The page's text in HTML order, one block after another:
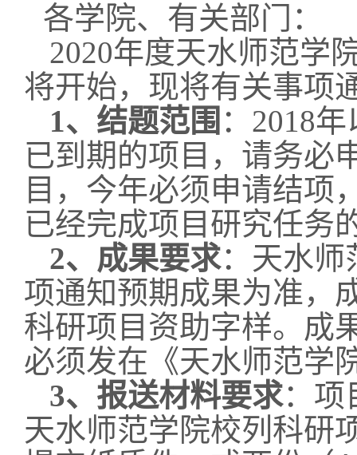
各学院、有关部门：
2020年度天水师范学
将开始，现将有关事项
1、结题范围 ： 2018年
已到期的项目，请务必
目，今年必须申请结项
已经完成项目研究任务
2、成果要求：天水师
项通知预期成果为准，
科研项目资助字样。成
必须发在《天水师范学
3、报送材料要求：项
天水师范学院校列科研